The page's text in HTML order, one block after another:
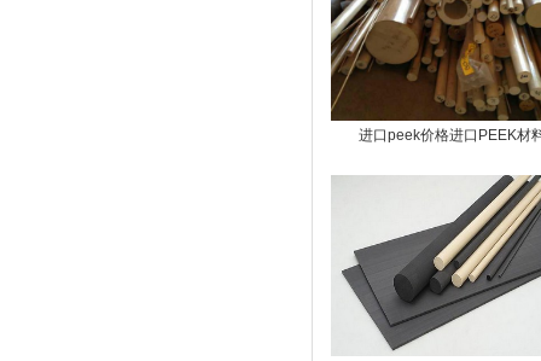
进口peek价格进口PEEK材